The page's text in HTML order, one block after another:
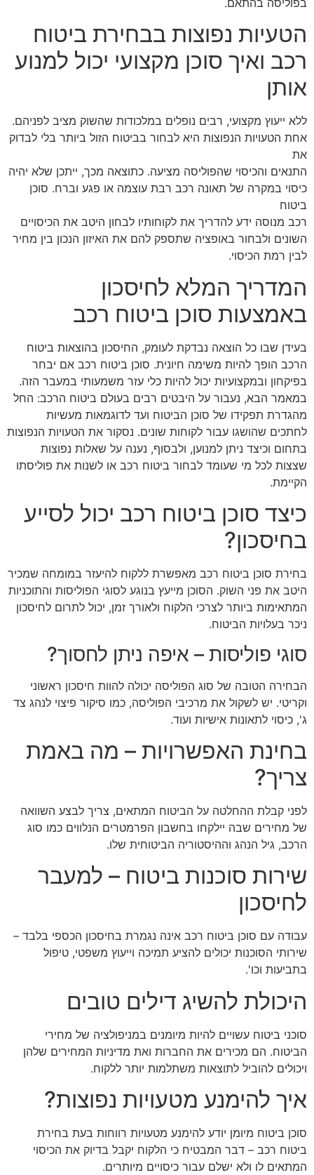
בפוליסה בהתאם.
הטעיות נפוצות בבחירת ביטוח
רכב ואיך סוכן מקצועי יכול למנוע
אותן
ללא ייעוץ מקצועי, רבים נופלים במלכודות שהשוק מציב לפניהם.
אחת הטעויות הנפוצות היא לבחור בביטוח הזול ביותר בלי לבדוק
את
התנאים והכיסוי שהפוליסה מציעה. כתוצאה מכך, ייתכן שלא יהיה
כיסוי במקרה של תאונה רכב רבת עוצמה או פגע וברח. סוכן
ביטוח
רכב מנוסה ידע להדריך את לקוחותיו לבחון היטב את הכיסויים
השונים ולבחור באופציה שתספק להם את האיזון הנכון בין מחיר
לבין רמת הכיסוי.
המדריך המלא לחיסכון
באמצעות סוכן ביטוח רכב
בעידן שבו כל הוצאה נבדקת לעומק, החיסכון בהוצאות ביטוח
הרכב הופך להיות משימה חיונית. סוכן ביטוח רכב אם יבחר
בפיקחון ובמקצועיות יכול להיות כלי עזר משמעותי במעבר הזה.
במאמר הבא, נעבור על היבטים רבים בעולם ביטוח הרכב: החל
מהגדרת תפקידו של סוכן הביטוח ועד לדוגמאות מעשיות
לחתכים שהושגו עבור לקוחות שונים. נסקור את הטעויות הנפוצות
בתחום וכיצד ניתן למנוען, ולבסוף, נענה על שאלות נפוצות
שצצות לכל מי שעומד לבחור ביטוח רכב או לשנות את פוליסתו
הקיימת.
כיצד סוכן ביטוח רכב יכול לסייע
בחיסכון?
בחירת סוכן ביטוח רכב מאפשרת ללקוח להיעזר במומחה שמכיר
היטב את פני השוק. הסוכן מייעץ בנוגע לסוגי הפוליסות והתוכניות
המתאימות ביותר לצרכי הלקוח ולאורך זמן, יכול לתרום לחיסכון
ניכר בעלויות הביטוח.
סוגי פוליסות – איפה ניתן לחסוך?
הבחירה הטובה של סוג הפוליסה יכולה להוות חיסכון ראשוני
וקריטי. יש לשקול את מרכיבי הפוליסה, כמו סיקור פיצוי לנהג צד
ג', כיסוי לתאונות אישיות ועוד.
בחינת האפשרויות – מה באמת
צריך?
לפני קבלת ההחלטה על הביטוח המתאים, צריך לבצע השוואה
של מחירים שבה יילקחו בחשבון הפרמטרים הנלווים כמו סוג
הרכב, גיל הנהג וההיסטוריה הביטוחית שלו.
שירות סוכנות ביטוח – למעבר
לחיסכון
עבודה עם סוכן ביטוח רכב אינה נגמרת בחיסכון הכספי בלבד –
שירותי הסוכנות יכולים להציע תמיכה וייעוץ משפטי, טיפול
בתביעות וכו'.
היכולת להשיג דילים טובים
סוכני ביטוח עשויים להיות מיומנים במניפולציה של מחירי
הביטוח. הם מכירים את החברות ואת מדיניות המחירים שלהן
ויכולים להוביל לתוצאות משתלמות יותר ללקוח.
איך להימנע מטעויות נפוצות?
סוכן ביטוח מיומן יודע להימנע מטעויות רווחות בעת בחירת
ביטוח רכב – דבר המבטיח כי הלקוח יקבל בדיוק את הכיסוי
המתאים לו ולא ישלם עבור כיסויים מיותרים.